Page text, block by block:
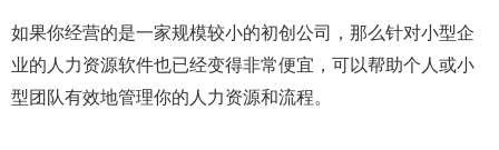
如果你经营的是一家规模较小的初创公司，那么针对小型企
业的人力资源软件也已经变得非常便宜，可以帮助个人或小
型团队有效地管理你的人力资源和流程。